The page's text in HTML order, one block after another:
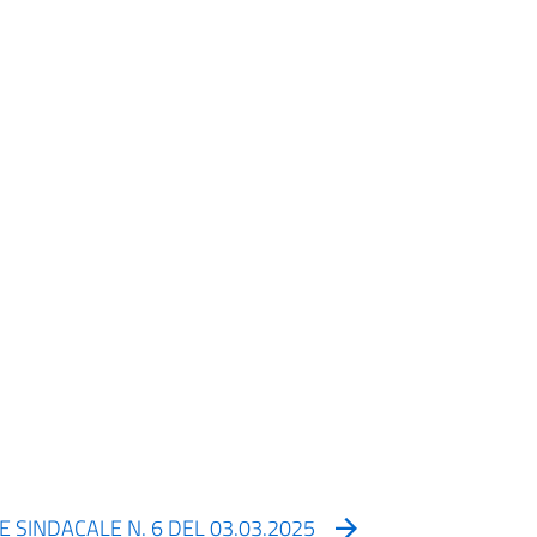
SINDACALE N. 6 DEL 03.03.2025